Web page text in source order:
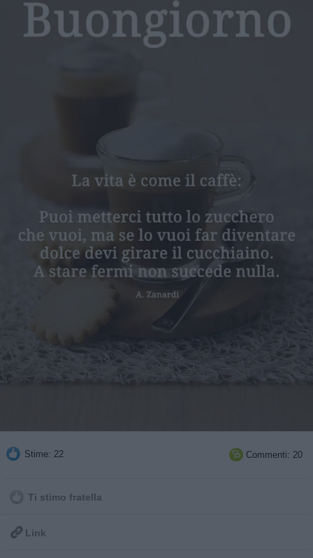
Stime: 22  Commenti: 20
Ti stimo fratella
 Link